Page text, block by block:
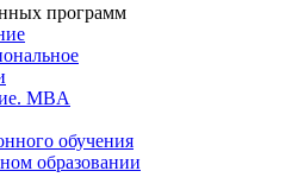
программ
MBA
обучения
образовании